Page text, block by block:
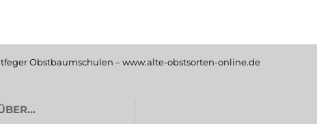
Obstbaumschulen – www.alte-obstsorten-online.de